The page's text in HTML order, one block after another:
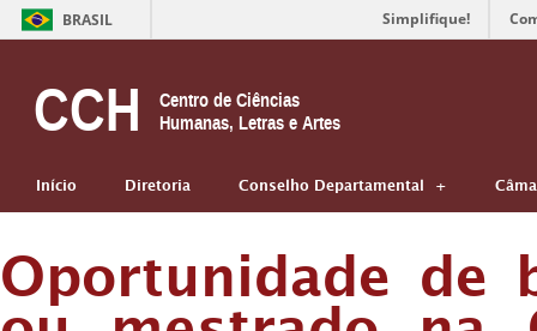
BRASIL Simplifique!
CCH
Centro de Ciências
Humanas, Letras e Artes
Início Diretoria Conselho Departamental
Oportunidade de